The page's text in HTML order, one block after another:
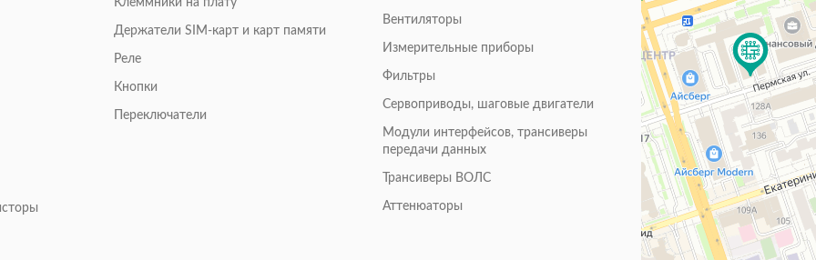
Клеммники на плату
Держатели SIM-карт и карт памяти
Реле
Кнопки
Переключатели
Вентиляторы
Измерительные приборы
Фильтры
Сервоприводы, шаговые двигатели
Модули интерфейсов, трансиверы
передачи данных
Трансиверы ВОЛС
Аттенюаторы